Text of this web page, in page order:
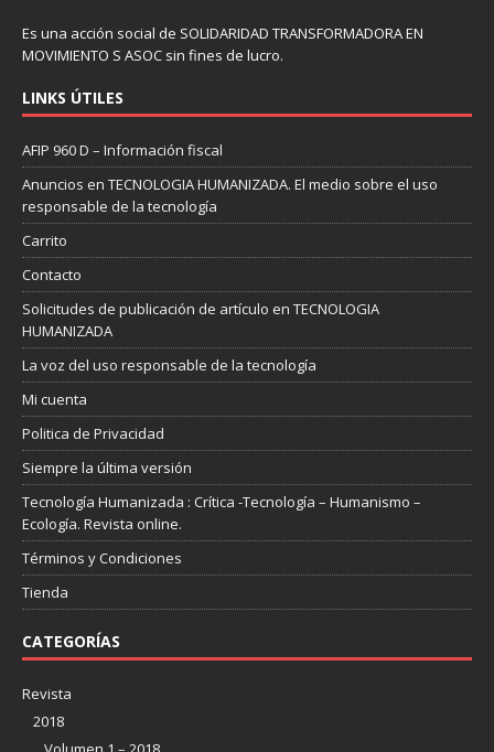
Es una acción social de SOLIDARIDAD TRANSFORMADORA EN
MOVIMIENTO S ASOC sin fines de lucro.
LINKS ÚTILES
AFIP 960 D – Información fiscal
Anuncios en TECNOLOGIA HUMANIZADA. El medio sobre el uso
responsable de la tecnología
Carrito
Contacto
Solicitudes de publicación de artículo en TECNOLOGIA
HUMANIZADA
La voz del uso responsable de la tecnología
Mi cuenta
Politica de Privacidad
Siempre la última versión
Tecnología Humanizada : Crítica -Tecnología – Humanismo –
Ecología. Revista online.
Términos y Condiciones
Tienda
CATEGORÍAS
Revista
2018